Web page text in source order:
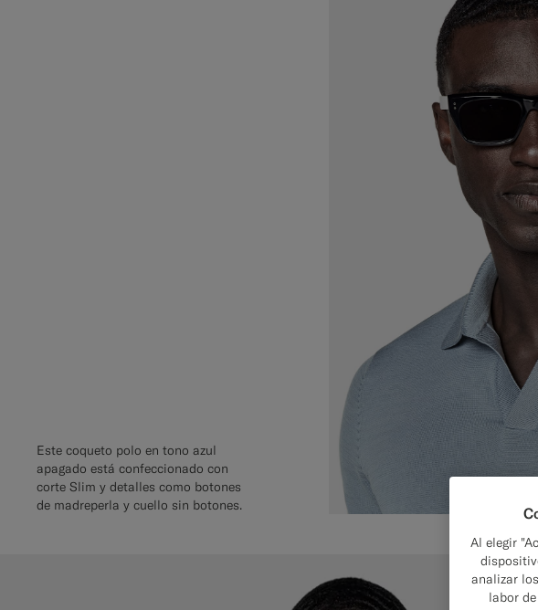
Este coqueto polo en tono azul
apagado está confeccionado con
corte Slim y detalles como botones
de madreperla y cuello sin botones.
Al elegir
analizar
labor